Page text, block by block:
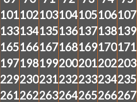
101102103104105106107
133134135136137138139
165166167168169170171
197198199200201202203
229230231232233234235
261262263264265266267